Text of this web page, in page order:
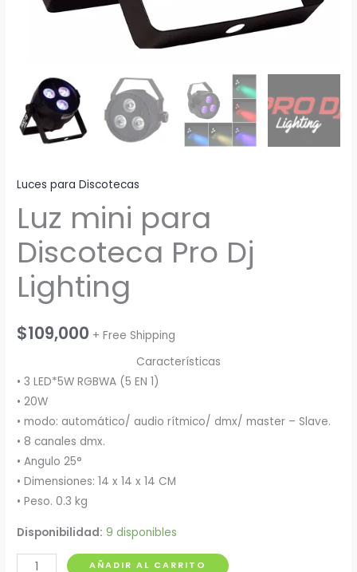
Luces para Discotecas
Luz mini para
Discoteca Pro Dj
Lighting
$109,000 + Free Shipping
Características
• 3 LED*5W RGBWA (5 EN 1)
• 20W
• modo: automático/ audio rítmico/ dmx/ master – Slave.
• 8 canales dmx.
• Angulo 25°
• Dimensiones: 14 x 14 x 14 CM
• Peso. 0.3 kg
Disponibilidad: 9 disponibles
AÑADIR AL CARRITO